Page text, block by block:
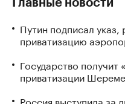
Главные новости
Путин подписал
приватизацию
Государство
приватизации
Россия выступила за